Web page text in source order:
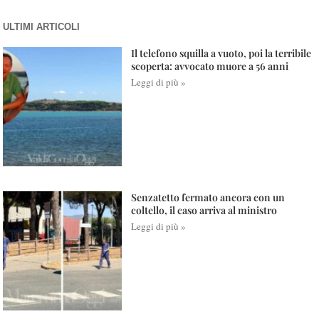
ULTIMI ARTICOLI
Il telefono squilla a vuoto, poi la terribile
scoperta: avvocato muore a 56 anni
Leggi di più »
Senzatetto fermato ancora con un
coltello, il caso arriva al ministro
Leggi di più »